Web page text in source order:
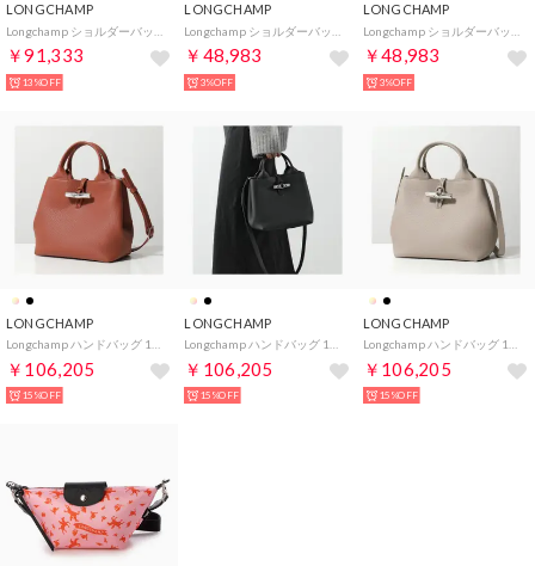
LONGCHAMP
￥91,333
13%OFF
LONGCHAMP
￥48,983
3%OFF
LONGCHAMP
￥48,983
3%OFF
LONGCHAMP
￥106,205
15%OFF
LONGCHAMP
￥106,205
15%OFF
LONGCHAMP
￥106,205
15%OFF